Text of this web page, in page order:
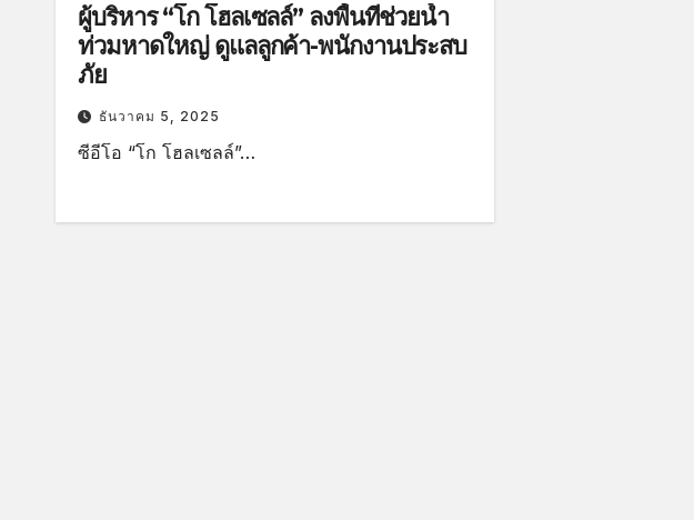
ผู้บริหาร “โก โฮลเซลล์” ลงพื้นที่ช่วยน้ำ
ท่วมหาดใหญ่ ดูแลลูกค้า-พนักงานประสบ
ภัย
ธันวาคม 5, 2025
ซีอีโอ “โก โฮลเซลล์”…